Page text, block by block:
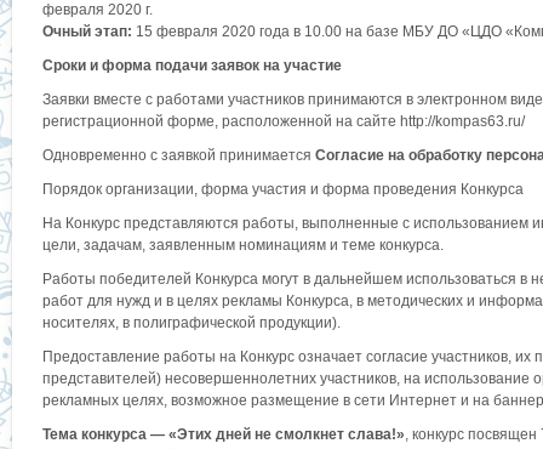
февраля 2020 г.
Очный этап: 15 февраля 2020 года в 10.00 на базе МБУ ДО «ЦДО
Сроки и форма подачи заявок на участие
Заявки вместе с работами участников принимаются в электронном
регистрационной форме, расположенной на сайте http://kompas63.ru/
Одновременно с заявкой принимается Согласие на обработку
Порядок организации, форма участия и форма проведения Конкурса
На Конкурс представляются работы, выполненные с использованием
цели, задачам, заявленным номинациям и теме конкурса.
Работы победителей Конкурса могут в дальнейшем использоваться в
работ для нужд и в целях рекламы Конкурса, в методических и
носителях, в полиграфической продукции).
Предоставление работы на Конкурс означает согласие участников, их
представителей) несовершеннолетних участников, на использование
рекламных целях, возможное размещение в сети Интернет и на
Тема конкурса — «Этих дней не смолкнет слава!», конкурс